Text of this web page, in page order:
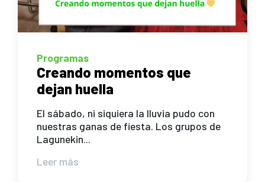
Programas
Creando momentos que
dejan huella
El sábado, ni siquiera la lluvia pudo con
nuestras ganas de fiesta. Los grupos de
Lagunekin...
Leer más